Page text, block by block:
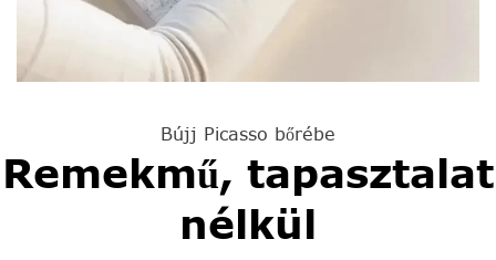
Bújj Picasso bőrébe
Remekmű, tapasztalat
nélkül